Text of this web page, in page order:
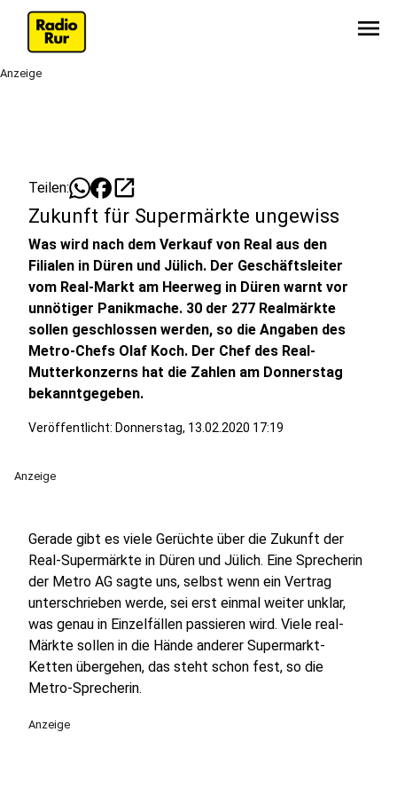
menu
Anzeige
Teilen: open_in_new
Zukunft für Supermärkte ungewiss
Was wird nach dem Verkauf von Real aus den
Filialen in Düren und Jülich. Der Geschäftsleiter
vom Real-Markt am Heerweg in Düren warnt vor
unnötiger Panikmache. 30 der 277 Realmärkte
sollen geschlossen werden, so die Angaben des
Metro-Chefs Olaf Koch. Der Chef des Real-
Mutterkonzerns hat die Zahlen am Donnerstag
bekanntgegeben.
Veröffentlicht: Donnerstag, 13.02.2020 17:19
Anzeige
Gerade gibt es viele Gerüchte über die Zukunft der
Real-Supermärkte in Düren und Jülich. Eine Sprecherin
der Metro AG sagte uns, selbst wenn ein Vertrag
unterschrieben werde, sei erst einmal weiter unklar,
was genau in Einzelfällen passieren wird. Viele real-
Märkte sollen in die Hände anderer Supermarkt-
Ketten übergehen, das steht schon fest, so die
Metro-Sprecherin.
Anzeige